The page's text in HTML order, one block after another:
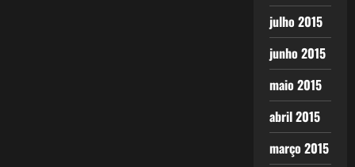
julho 2015
junho 2015
maio 2015
abril 2015
março 2015